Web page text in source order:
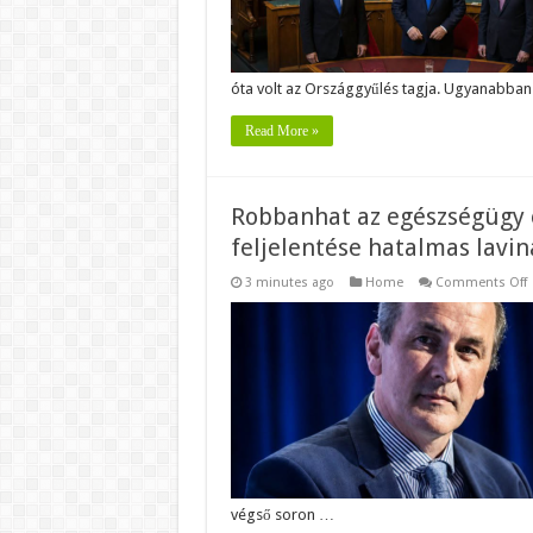
óta volt az Országgyűlés tagja.
Read More »
Robbanhat az
feljelentése hatalmas
3 minutes ago Home Comments Offon
el!
végső soron …